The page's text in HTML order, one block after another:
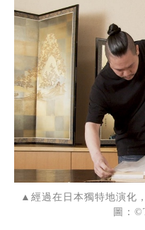
▲經過在日本獨特地演化
圖：